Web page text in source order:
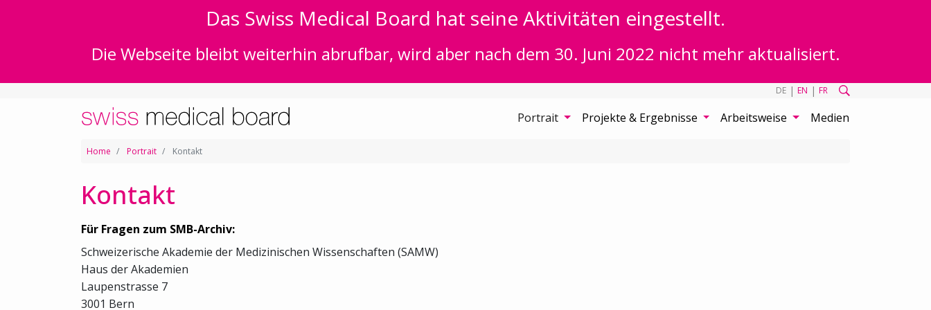
Das Swiss Medical Board hat seine Aktivitäten eingestellt.
Die Webseite bleibt weiterhin abrufbar, wird aber nach dem 30. Juni 2022 nicht mehr aktualisiert.
DE | EN | FR
Portrait Projekte & Ergebnisse Arbeitsweise Medien
Home Portrait Kontakt
Kontakt
Für Fragen zum SMB-Archiv:
Schweizerische Akademie der Medizinischen Wissenschaften (SAMW)
Haus der Akademien
Laupenstrasse 7
3001 Bern